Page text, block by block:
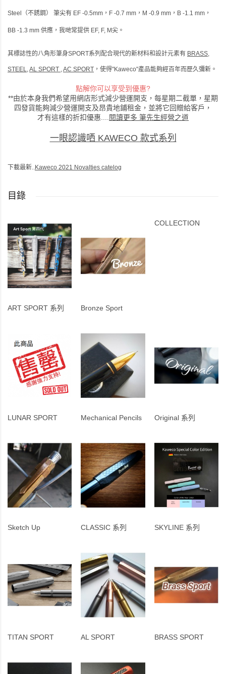
Steel（不銹鋼） 筆尖有 EF -0.5mm，F -0.7 mm，M -0.9 mm，B -1.1 mm，
BB -1.3 mm 供應，我哋常提供 EF, F, M尖。
其標誌性的八角形筆身SPORT系列配合現代的新材料和設計元素有 BRASS,
STEEL,AL SPORT ,AC SPORT ，使得"Kaweco"產品能夠經百年而歷久彌新。
點解你可以享受到優惠?
**由於本身我們希望用網店形式減少營運開支，每星期二截單，星期
四發貨能夠減少營運開支及昂貴地鋪租金，並將它回贈給客戶，
才有這樣的折扣優惠....
閱讀更多 筆先生經營之道
一眼認識哂 KAWECO 款式系列
下載最新..Kaweco 2021 Novalties catelog
目錄
ART SPORT 系列 Bronze Sport
COLLECTION
LUNAR SPORT Mechanical Pencils Original 系列
Sketch Up CLASSIC 系列 SKYLINE 系列
TITAN SPORT AL SPORT BRASS SPORT